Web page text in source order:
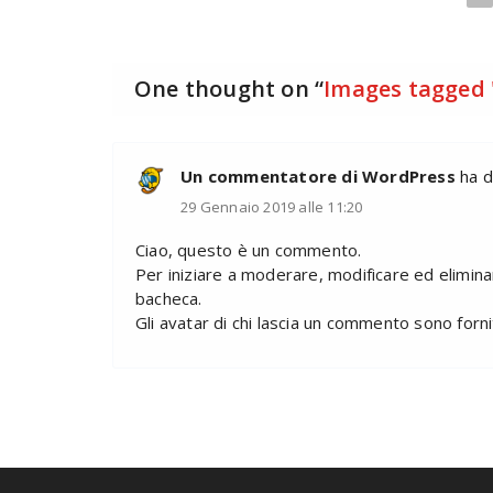
One thought on “Images
Un commentatore di WordPress ha
29 Gennaio 2019 alle 11:20
Ciao, questo è un commento.
Per iniziare a moderare, modificare ed
bacheca.
Gli avatar di chi lascia un commento sono